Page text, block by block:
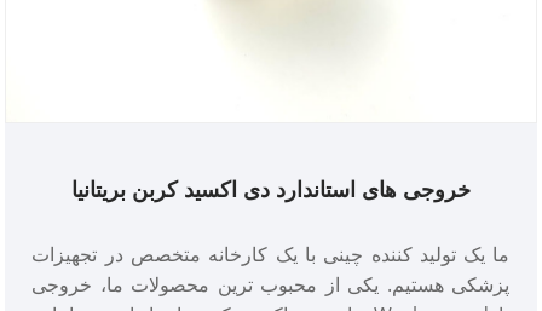
خروجی های استاندارد دی اکسید کربن بریتانیا
ما یک تولید کننده چینی با یک کارخانه متخصص در تجهیزات
پزشکی هستیم. یکی از محبوب ترین محصولات ما، خروجی